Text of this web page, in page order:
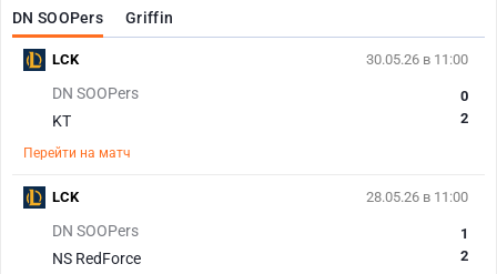
DN SOOPers Griffin
30.05.26 в 11:00
DN SOOPers
KT
0
2
Перейти на матч
LCK
28.05.26 в 11:00
DN SOOPers
NS RedForce
1
2
LCK